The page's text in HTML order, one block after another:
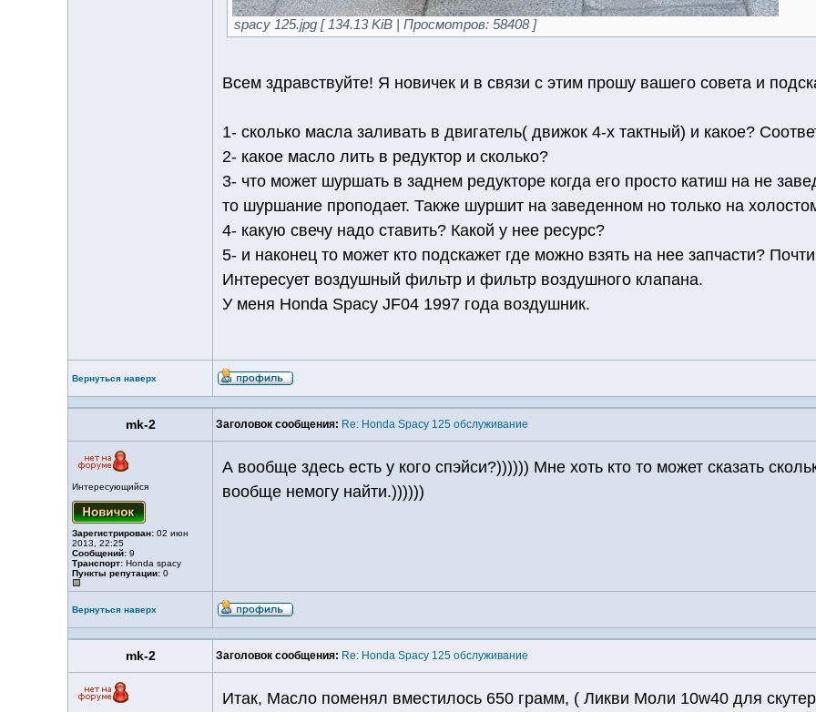
spacy 125.jpg [ 134.13 KiB | Просмотров: 58408 ]
Всем здравствуйте! Я новичек и в связи с этим прошу вашего совета и
1- сколько масла заливать в двигатель( движок 4-х тактный) и какое?
2- какое масло лить в редуктор и сколько?
3- что может шуршать в заднем редукторе когда его просто катиш на не
то шуршание проподает. Также шуршит на заведенном но только на
4- какую свечу надо ставить? Какой у нее ресурс?
5- и наконец то может кто подскажет где можно взять на нее запчасти?
Интересует воздушный фильтр и фильтр воздушного клапана.
У меня Honda Spacy JF04 1997 года воздушник.
Вернуться наверх
mk-2 Заголовок сообщения: Re: Honda Spacy 125 обслуживание
Интересующийся
Зарегистрирован: 02 июн
2013, 22:25
Сообщений: 9
Транспорт: Honda spacy
Пункты репутации: 0
А вообще здесь есть у кого спэйси?)))))) Мне хоть кто то может сказать
вообще немогу найти.))))))
Вернуться наверх
mk-2 Заголовок сообщения: Re: Honda Spacy 125 обслуживание
Итак, Масло поменял вместилось 650 грамм, ( Ликви Моли 10w40 для